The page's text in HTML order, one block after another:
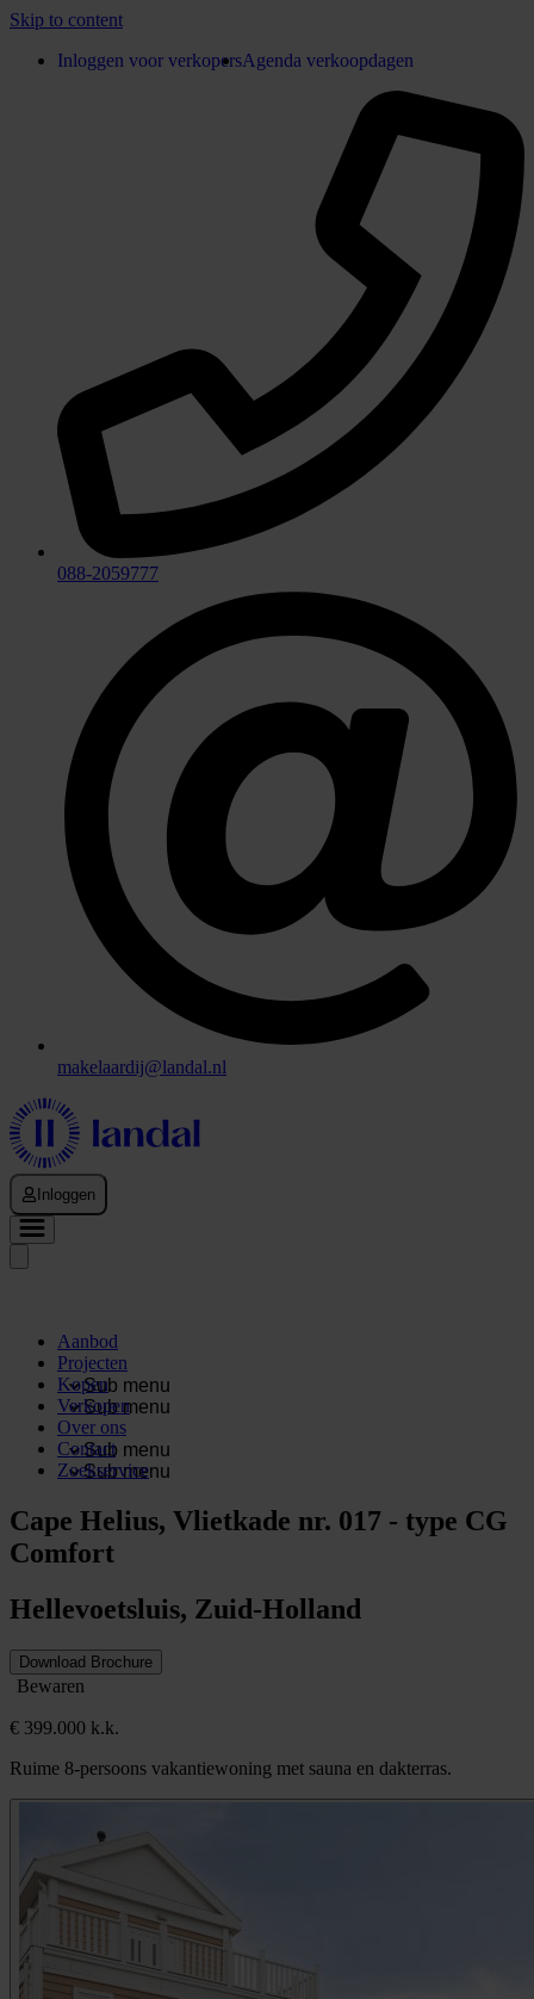
Skip to content
Inloggen voor verkopersAgenda verkoopdagen
088-2059777
makelaardij@landal.nl
Inloggen
Aanbod
Projecten
Sub menu
Kopen
Sub menu
Verkopen
Over ons
Sub menu
Contact
Sub menu
Zoekservice
Cape Helius, Vlietkade nr. 017 - type CG
Comfort
Hellevoetsluis, Zuid-Holland
Download Brochure
Bewaren
€ 399.000 k.k.
Ruime 8-persoons vakantiewoning met sauna en dakterras.